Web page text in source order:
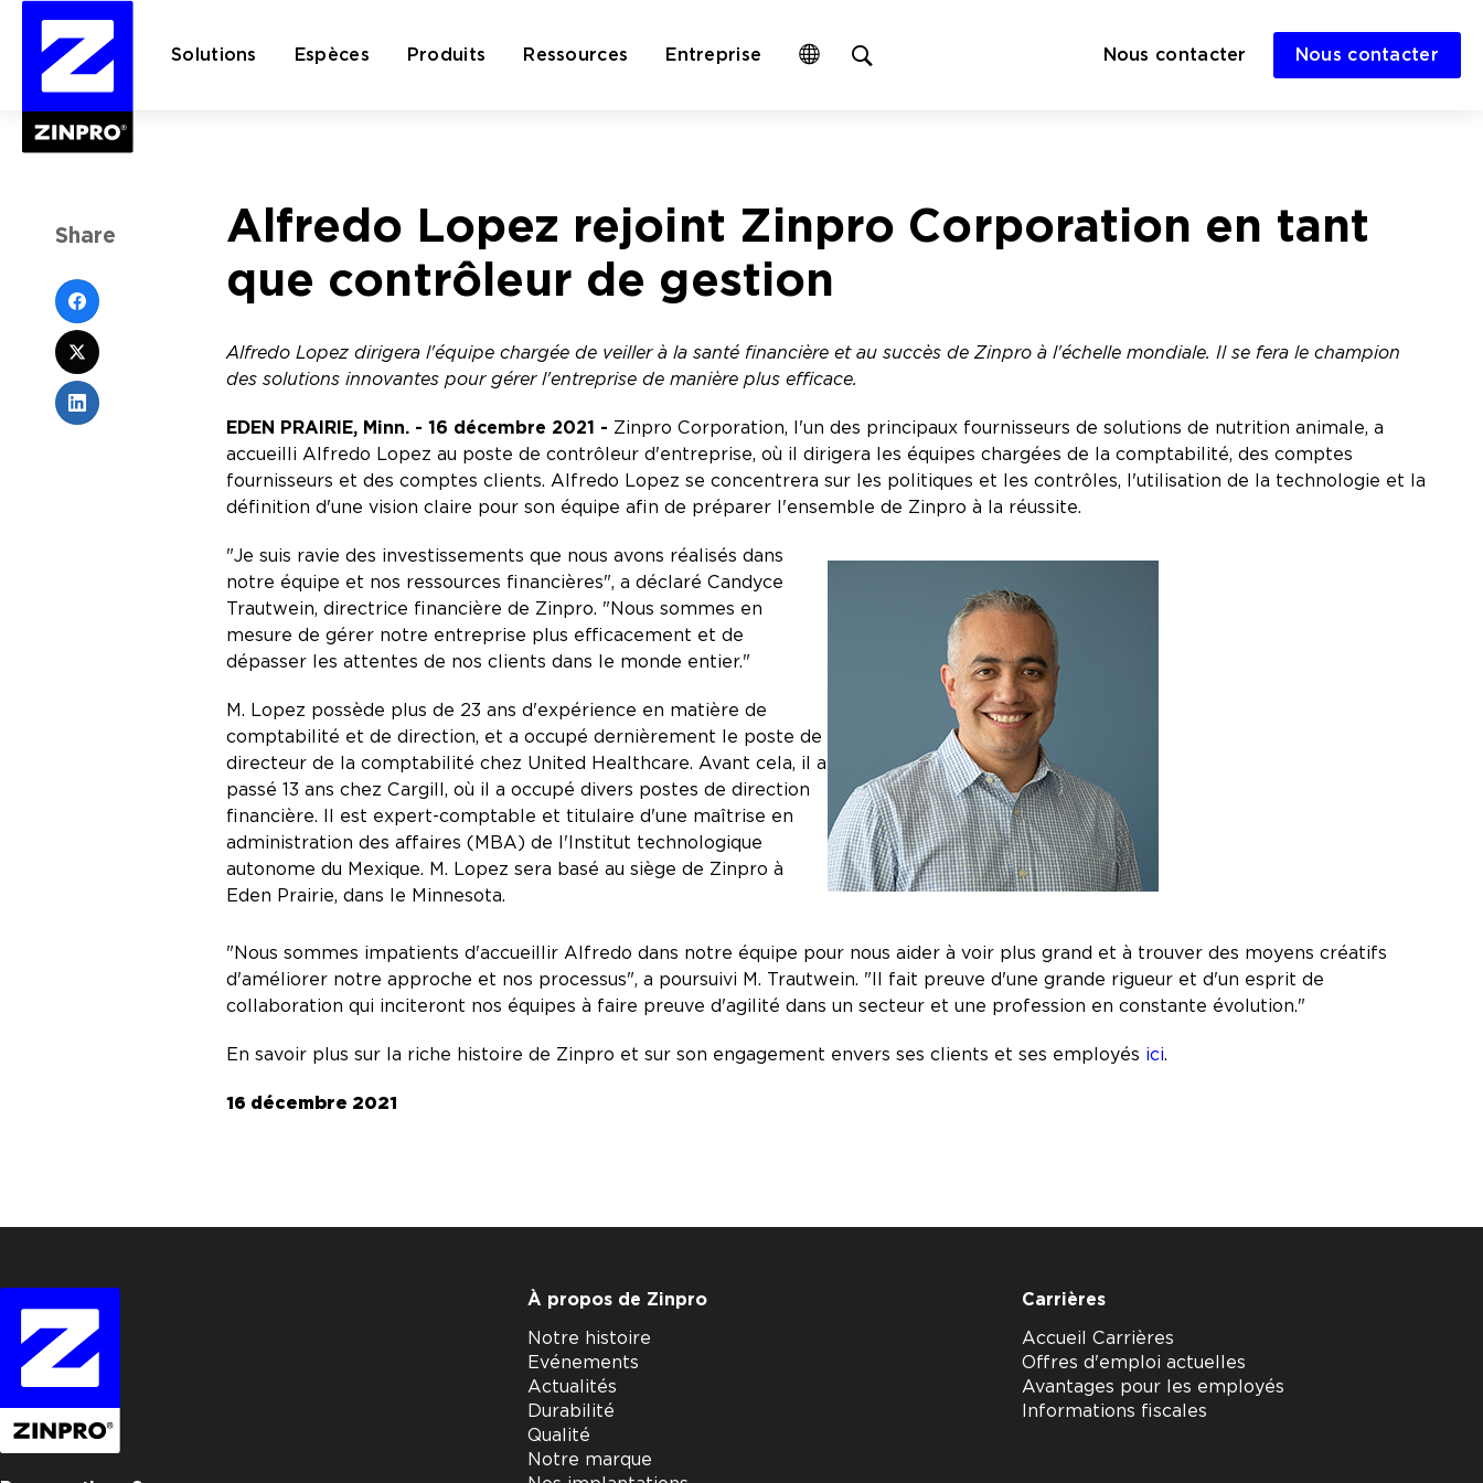
Solutions Espèces Produits Ressources Entreprise Nous contacter Nous contacter
Alfredo Lopez rejoint Zinpro Corporation en tant
que contrôleur de gestion
Alfredo Lopez dirigera l'équipe chargée de veiller à la santé financière et au succès de Zinpro à l'échelle mondiale. Il se fera le champion
des solutions innovantes pour gérer l'entreprise de manière plus efficace.
EDEN PRAIRIE, Minn. - 16 décembre 2021 - Zinpro Corporation, l'un des principaux fournisseurs de solutions de nutrition animale, a
accueilli Alfredo Lopez au poste de contrôleur d'entreprise, où il dirigera les équipes chargées de la comptabilité, des comptes
fournisseurs et des comptes clients. Alfredo Lopez se concentrera sur les politiques et les contrôles, l'utilisation de la technologie et la
définition d'une vision claire pour son équipe afin de préparer l'ensemble de Zinpro à la réussite.
"Je suis ravie des investissements que nous avons réalisés dans
notre équipe et nos ressources financières", a déclaré Candyce
Trautwein, directrice financière de Zinpro. "Nous sommes en
mesure de gérer notre entreprise plus efficacement et de
dépasser les attentes de nos clients dans le monde entier."
M. Lopez possède plus de 23 ans d'expérience en matière de
comptabilité et de direction, et a occupé dernièrement le poste de
directeur de la comptabilité chez United Healthcare. Avant cela, il a
passé 13 ans chez Cargill, où il a occupé divers postes de direction
financière. Il est expert-comptable et titulaire d'une maîtrise en
administration des affaires (MBA) de l'Institut technologique
autonome du Mexique. M. Lopez sera basé au siège de Zinpro à
Eden Prairie, dans le Minnesota.
"Nous sommes impatients d'accueillir Alfredo dans notre équipe pour nous aider à voir plus grand et à trouver des moyens créatifs
d'améliorer notre approche et nos processus", a poursuivi M. Trautwein. "Il fait preuve d'une grande rigueur et d'un esprit de
collaboration qui inciteront nos équipes à faire preuve d'agilité dans un secteur et une profession en constante évolution."
En savoir plus sur la riche histoire de Zinpro et sur son engagement envers ses clients et ses employés ici.
16 décembre 2021
Share
À propos de Zinpro
Notre histoire
Evénements
Actualités
Durabilité
Qualité
Notre marque
Carrières
Accueil Carrières
Offres d'emploi actuelles
Avantages pour les employés
Informations fiscales